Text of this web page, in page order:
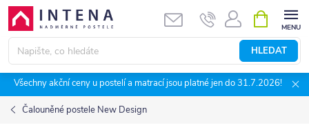
Přejít
obsah
HLEDAT
NÁKUPNÍ
KOŠÍK
Všechny akční ceny u postelí a matrací jsou platné jen do 31.7.2026!
Čalouněné postele New Design